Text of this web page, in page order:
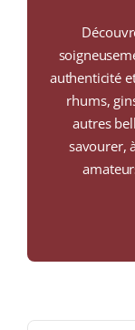
THÉS &
ÉPICERIE FINE
IDEES CADEAUX
authenticité
rhums,
autres
savourer,